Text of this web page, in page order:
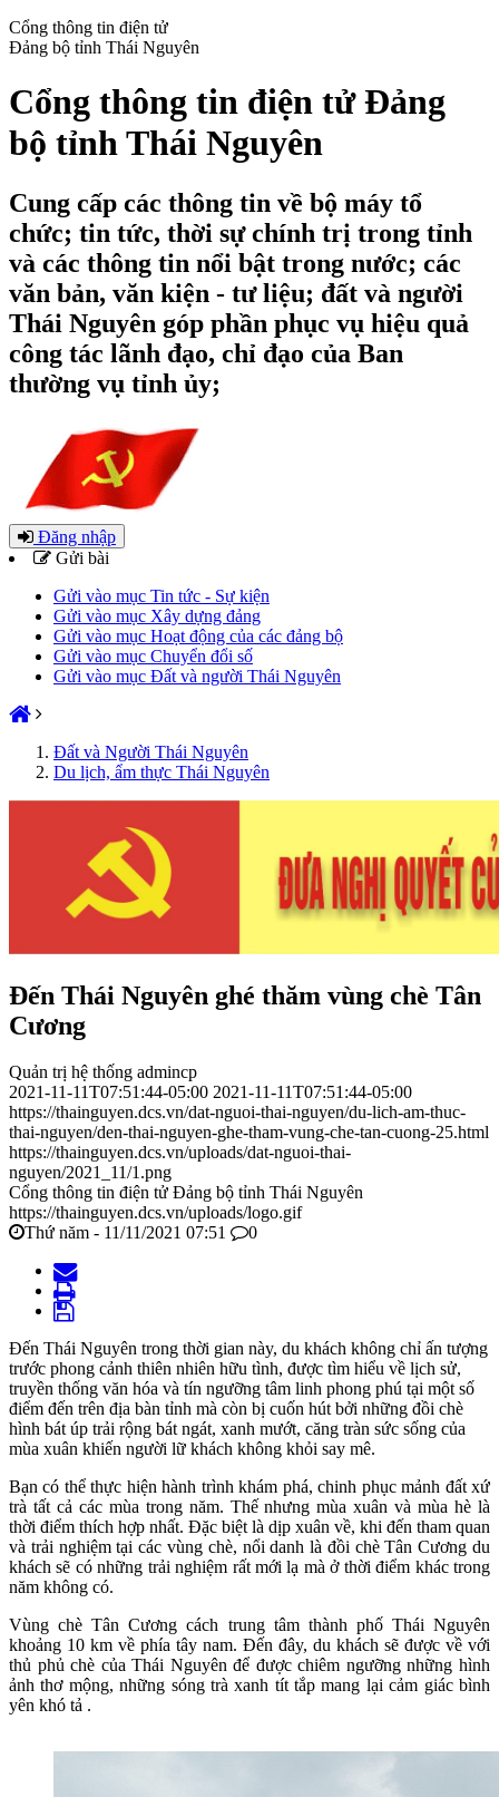
Cổng thông tin điện tử
Đảng bộ tỉnh Thái Nguyên
Cổng thông tin điện tử Đảng
bộ tỉnh Thái Nguyên
Cung cấp các thông tin về bộ máy tổ
chức; tin tức, thời sự chính trị trong tỉnh
và các thông tin nổi bật trong nước; các
văn bản, văn kiện - tư liệu; đất và người
Thái Nguyên góp phần phục vụ hiệu quả
công tác lãnh đạo, chỉ đạo của Ban
thường vụ tỉnh ủy;
Đăng nhập
Gửi bài
Gửi vào mục Tin tức - Sự kiện
Gửi vào mục Xây dựng đảng
Gửi vào mục Hoạt động của các đảng bộ
Gửi vào mục Chuyển đổi số
Gửi vào mục Đất và người Thái Nguyên
Đất và Người Thái Nguyên
Du lịch, ẩm thực Thái Nguyên
Đến Thái Nguyên ghé thăm vùng chè Tân
Cương
Quản trị hệ thống admincp
2021-11-11T07:51:44-05:00 2021-11-11T07:51:44-05:00
https://thainguyen.dcs.vn/dat-nguoi-thai-nguyen/du-lich-am-thuc-
thai-nguyen/den-thai-nguyen-ghe-tham-vung-che-tan-cuong-25.html
https://thainguyen.dcs.vn/uploads/dat-nguoi-thai-
nguyen/2021_11/1.png
Cổng thông tin điện tử Đảng bộ tỉnh Thái Nguyên
https://thainguyen.dcs.vn/uploads/logo.gif
Thứ năm - 11/11/2021 07:51
0
Đến Thái Nguyên trong thời gian này, du khách không chỉ ấn tượng
trước phong cảnh thiên nhiên hữu tình, được tìm hiểu về lịch sử,
truyền thống văn hóa và tín ngưỡng tâm linh phong phú tại một số
điểm đến trên địa bàn tỉnh mà còn bị cuốn hút bởi những đồi chè
hình bát úp trải rộng bát ngát, xanh mướt, căng tràn sức sống của
mùa xuân khiến người lữ khách không khỏi say mê.
Bạn có thể thực hiện hành trình khám phá, chinh phục mảnh đất xứ
trà tất cả các mùa trong năm. Thế nhưng mùa xuân và mùa hè là
thời điểm thích hợp nhất. Đặc biệt là dịp xuân về, khi đến tham quan
và trải nghiệm tại các vùng chè, nổi danh là đồi chè Tân Cương du
khách sẽ có những trải nghiệm rất mới lạ mà ở thời điểm khác trong
năm không có.
Vùng chè Tân Cương cách trung tâm thành phố Thái Nguyên
khoảng 10 km về phía tây nam. Đến đây, du khách sẽ được về với
thủ phủ chè của Thái Nguyên để được chiêm ngưỡng những hình
ảnh thơ mộng, những sóng trà xanh tít tắp mang lại cảm giác bình
yên khó tả .